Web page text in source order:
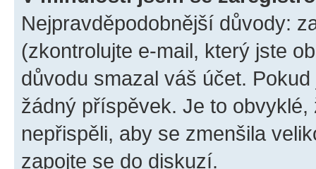
Nejpravděpodobnější důvody:
(zkontrolujte e-mail, který jste
důvodu smazal váš účet.
žádný příspěvek. Je to
nepřispěli, aby se zmenšila
zapojte se do diskuzí.